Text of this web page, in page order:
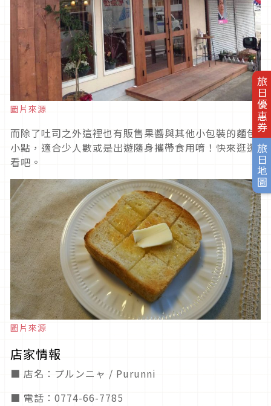
旅日優惠券
旅日地圖
圖片來源
而除了吐司之外這裡也有販售果醬與其他小包裝的麵包
小點，適合少人數或是出遊隨身攜帶食用唷！快來逛逛
看吧。
圖片來源
店家情報
■ 店名：プルンニャ / Purunni
■ 電話：0774-66-7785